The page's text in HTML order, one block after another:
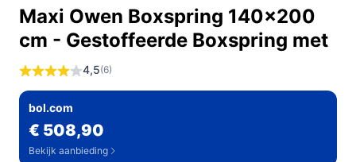
Maxi Owen Boxspring 140x200
cm - Gestoffeerde Boxspring met
4,5(6)
bol.com
€ 508,90
Bekijk aanbieding